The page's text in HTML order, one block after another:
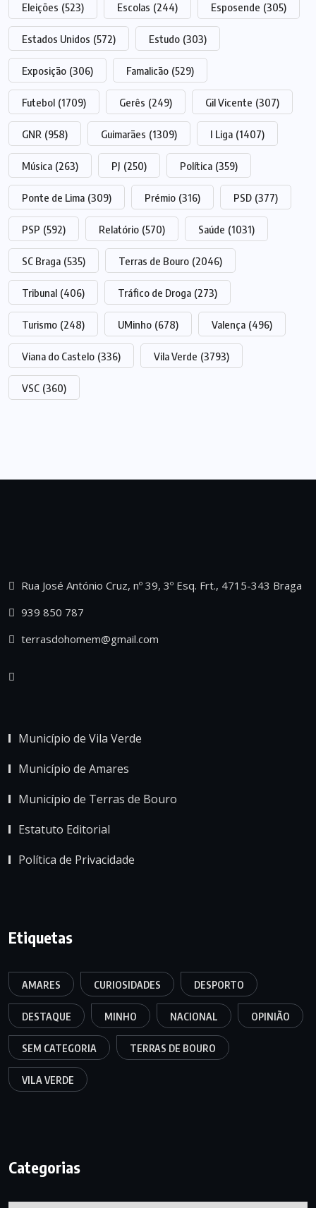
Eleições (523) Escolas (244) Esposende (305)
Estados Unidos (572) Estudo (303)
Exposição (306) Famalicão (529)
Futebol (1709) Gerês (249) Gil Vicente (307)
GNR (958) Guimarães (1309) I Liga (1407)
Música (263) PJ (250) Política (359)
Ponte de Lima (309) Prémio (316) PSD (377)
PSP (592) Relatório (570) Saúde (1031)
SC Braga (535) Terras de Bouro (2046)
Tribunal (406) Tráfico de Droga (273)
Turismo (248) UMinho (678) Valença (496)
Viana do Castelo (336) Vila Verde (3793)
VSC (360)
Rua José António Cruz, nº 39, 3º Esq. Frt., 4715-343 Braga
939 850 787
terrasdohomem@gmail.com
Município de Vila Verde
Município de Amares
Município de Terras de Bouro
Estatuto Editorial
Política de Privacidade
Etiquetas
AMARES CURIOSIDADES DESPORTO
DESTAQUE MINHO NACIONAL OPINIÃO
SEM CATEGORIA TERRAS DE BOURO
VILA VERDE
Categorias